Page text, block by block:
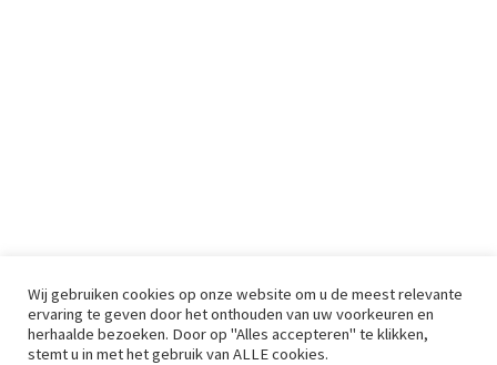
Wij gebruiken cookies op onze website om u de meest relevante
ervaring te geven door het onthouden van uw voorkeuren en
herhaalde bezoeken. Door op "Alles accepteren" te klikken,
stemt u in met het gebruik van ALLE cookies.